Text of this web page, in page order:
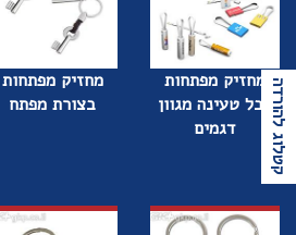
קטלוג להורדה מחזיק מפתחות
כבל טעינה מגוון
דגמים
מחזיק מפתחות
בצורת מפתח